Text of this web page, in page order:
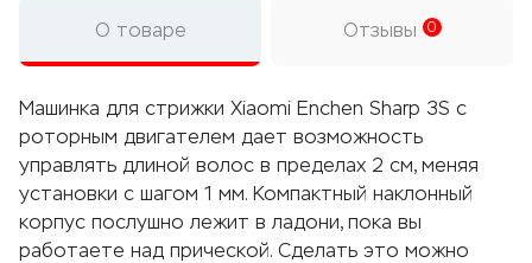
О товаре Отзывы 0
Машинка для стрижки Xiaomi Enchen Sharp 3S с
роторным двигателем дает возможность
управлять длиной волос в пределах 2 см, меняя
установки с шагом 1 мм. Компактный наклонный
корпус послушно лежит в ладони, пока вы
работаете над прической. Сделать это можно